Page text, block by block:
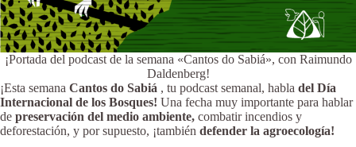
¡Portada del podcast de la semana «Cantos do Sabiá», con Raimundo
Daldenberg!
¡Esta semana Cantos do Sabiá , tu podcast semanal, habla del Día
Internacional de los Bosques! Una fecha muy importante para hablar
de preservación del medio ambiente, combatir incendios y
deforestación, y por supuesto, ¡también defender la agroecología!